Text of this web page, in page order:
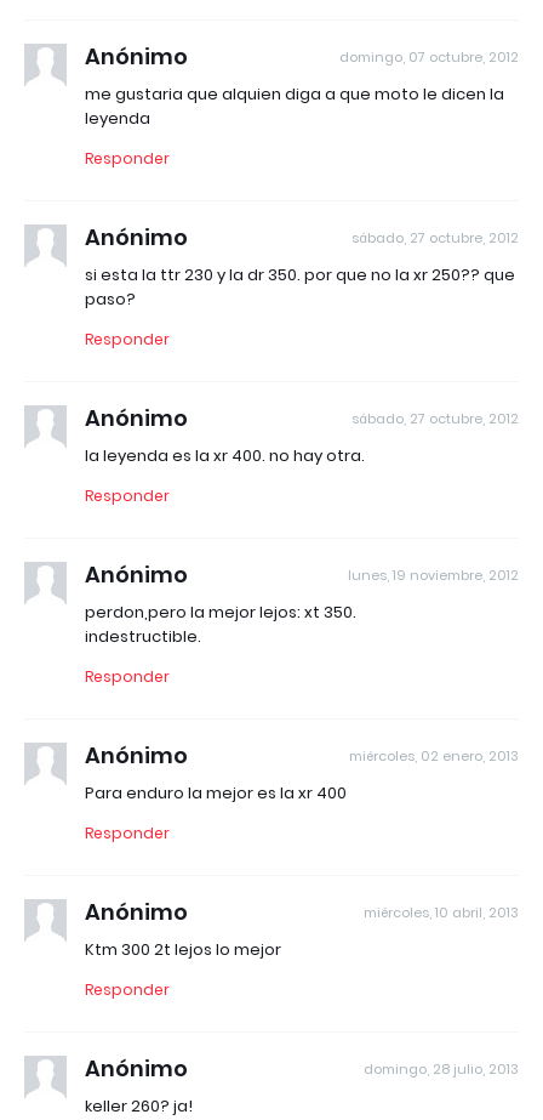
Anónimo domingo, 07 octubre, 2012
me gustaria que alquien diga a que moto le dicen la
leyenda
Responder
Anónimo sábado, 27 octubre, 2012
si esta la ttr 230 y la dr 350. por que no la xr 250?? que
paso?
Responder
Anónimo sábado, 27 octubre, 2012
la leyenda es la xr 400. no hay otra.
Responder
Anónimo lunes, 19 noviembre, 2012
perdon,pero la mejor lejos: xt 350.
indestructible.
Responder
Anónimo miércoles, 02 enero, 2013
Para enduro la mejor es la xr 400
Responder
Anónimo miércoles, 10 abril, 2013
Ktm 300 2t lejos lo mejor
Responder
Anónimo domingo, 28 julio, 2013
keller 260? ja!